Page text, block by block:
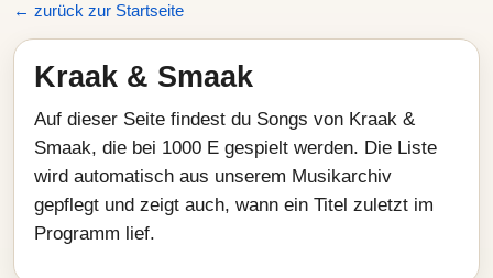
← zurück zur Startseite
Kraak & Smaak
Auf dieser Seite findest du Songs von Kraak &
Smaak, die bei 1000 E gespielt werden. Die Liste
wird automatisch aus unserem Musikarchiv
gepflegt und zeigt auch, wann ein Titel zuletzt im
Programm lief.